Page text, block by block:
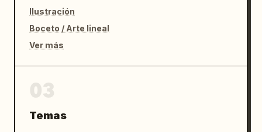
Ilustración
Boceto / Arte lineal
Ver más
Temas